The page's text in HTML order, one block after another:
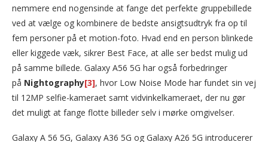
nemmere end nogensinde at fange det perfekte gruppebillede
ved at vælge og kombinere de bedste ansigtsudtryk fra op til
fem personer på et motion-foto. Hvad end en person blinkede
eller kiggede væk, sikrer Best Face, at alle ser bedst mulig ud
på samme billede. Galaxy A56 5G har også forbedringer
på Nightography[3], hvor Low Noise Mode har fundet sin vej
til 12MP selfie-kameraet samt vidvinkelkameraet, der nu gør
det muligt at fange flotte billeder selv i mørke omgivelser.
Galaxy A 56 5G, Galaxy A36 5G og Galaxy A26 5G introducerer